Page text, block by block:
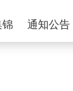
通知公告